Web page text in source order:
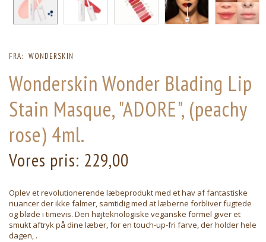
FRA: WONDERSKIN
Wonderskin Wonder Blading Lip
Stain Masque, "ADORE", (peachy
rose) 4ml.
Vores pris: 229,00
Oplev et revolutionerende læbeprodukt med et hav af fantastiske
nuancer der ikke falmer, samtidig med at læberne forbliver fugtede
og bløde i timevis. Den højteknologiske veganske formel giver et
smukt aftryk på dine læber, for en touch-up-fri farve, der holder hele
dagen, .